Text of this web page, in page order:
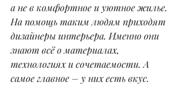
а не в комфортное и уютное жилье.
На помощь таким людям приходят
дизайнеры интерьера. Именно они
знают всё о материалах,
технологиях и сочетаемости. А
самое главное – у них есть вкус.